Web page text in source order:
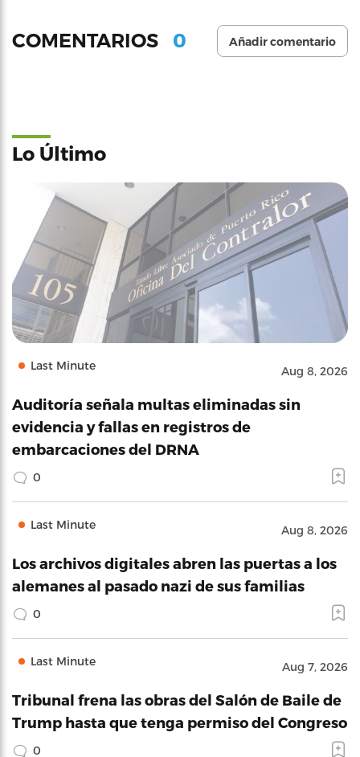
COMENTARIOS 0 Añadir comentario
Lo Último
Last Minute Aug 8, 2026
Auditoría señala multas eliminadas sin
evidencia y fallas en registros de
embarcaciones del DRNA
0
Last Minute Aug 8, 2026
Los archivos digitales abren las puertas a los
alemanes al pasado nazi de sus familias
0
Last Minute Aug 7, 2026
Tribunal frena las obras del Salón de Baile de
Trump hasta que tenga permiso del Congreso
0